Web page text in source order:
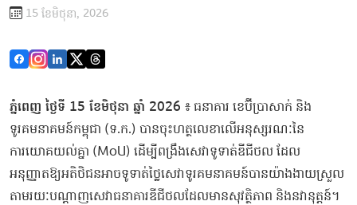
15 ខែ​មិថុនា, 2026
ភ្នំពេញ ថ្ងៃទី 15 ខែមិថុនា ឆ្នាំ 2026 ៖ ធនាគារ ខេប៊ីប្រាសាក់ និង
ទូរគមនាគមន៍កម្ពុជា (ទ.ក.) បានចុះហត្ថលេខាលើអនុស្សរណៈនៃ
ការយោគយល់គ្នា (MoU) ដើម្បីពង្រឹងសេវាទូទាត់ឌីជីថល ដែល
អនុញ្ញាតឱ្យអតិថិជនអាចទូទាត់ថ្លៃសេវាទូរគមនាគមន៍បានយ៉ាងងាយស្រួល
តាមរយៈបណ្តាញសេវាធនាគារឌីជីថលដែលមានសុវត្ថិភាព និងនវានុត្តន៍។